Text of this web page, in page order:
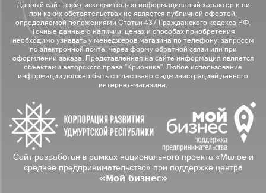
Данный сайт носит исключительно информационный характер и ни
при каких обстоятельствах не является публичной офертой,
определяемой положениями Статьи 437 Гражданского кодекса РФ.
Точные данные о наличии, ценах и способах приобретения
необходимо узнавать у менеджеров магазина по телефону, запросом
по электронной почте, через форму обратной связи или при
оформлении заказа. Представленная на сайте информация является
объектами авторского права "Крионика". Любое использование
информации должно быть согласовано с администрацией данного
интернет-магазина.
Сайт разработан в рамках национального проекта «Малое и
среднее предпринимательство» при поддержке центра
«Мой бизнес»